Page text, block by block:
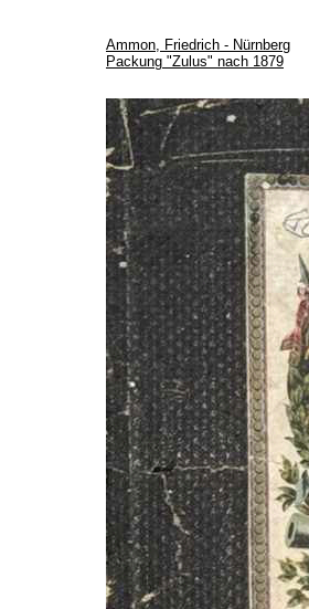
Ammon, Friedrich - Nürnberg
Packung "Zulus" nach 1879